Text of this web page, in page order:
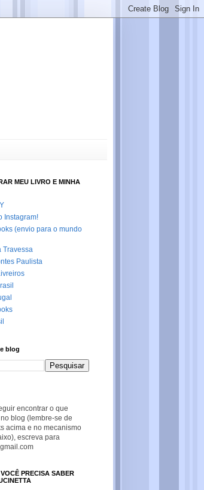
MEU LIVRO E MINHA
Instagram!
(envio para o mundo
Travessa
Paulista
blog
encontrar o que
blog (lembre-se de
acima e no mecanismo
escreva para
PRECISA SABER